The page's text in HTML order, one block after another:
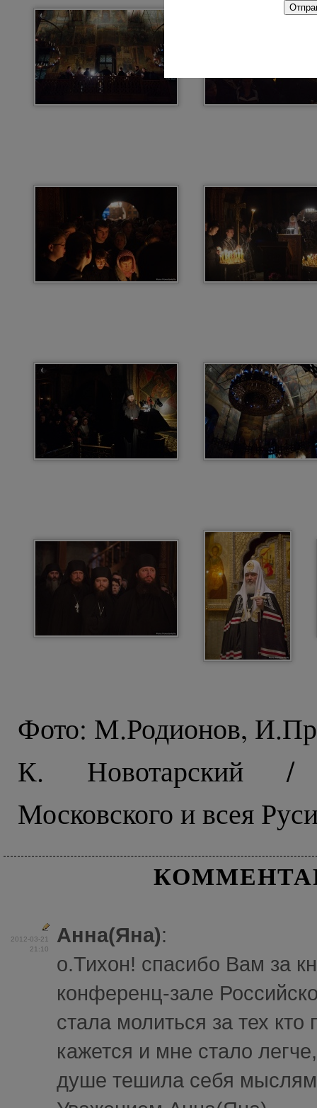
Фото: М.Родионов,
К. Новотарский /
Московского и всея
2012-03-21
21:10
Анна(Яна):
о.Тихон! спасибо Вам за
конференц-зале
стала молиться за тех
кажется и мне стало
душе тешила себя